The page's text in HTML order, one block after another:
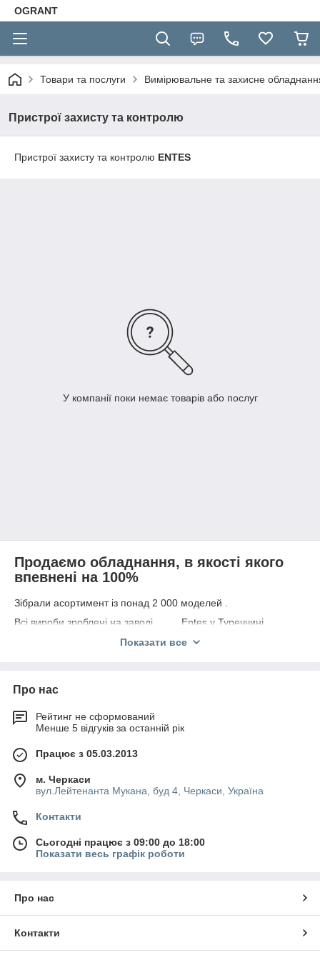
OGRANT
Товари та послуги Вимірювальне та захисне
Пристрої захисту та контролю
Пристрої захисту та контролю ENTES
У компанії поки немає товарів або послуг
Продаємо обладнання, в якості якого
впевнені на 100%
Зібрали асортимент із понад 2 000 моделей .
Всі вироби зроблені на заводі Entes у Туреччині.
Кожна позиція має гарантію від виробника на 2 роки.
будь-яких потреб.
Абсолютно всі моделі сучасні і надійні.
6 причин купити вимірювальне або
захисне обладнання саме в нашій
компанії
Закупівля
Продаж
Показати все
Про нас
Рейтинг не сформований
Менше 5 відгуків за останній рік
Працює з 05.03.2013
м. Черкаси
вул.Лейтенанта Мукана, буд 4, Черкаси, Україна
Контакти
Сьогодні працює з 09:00 до 18:00
Показати весь графік роботи
Про нас
Контакти